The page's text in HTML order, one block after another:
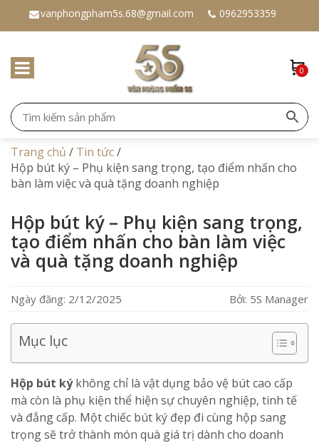
vanphongpham5s.68@gmail.com 0962953359
0
Trang chủ / Tin tức/
Hộp bút ký – Phụ kiện sang trọng, tạo điểm nhấn cho
bàn làm việc và quà tặng doanh nghiệp
Hộp bút ký – Phụ kiện sang trọng,
tạo điểm nhấn cho bàn làm việc
và quà tặng doanh nghiệp
Ngày đăng: 2/12/2025 Bởi: 5S Manager
Mục lục
Hộp bút kýkhông chỉ là vật dụng bảo vệ bút cao cấp
mà còn là phụ kiện thể hiện sự chuyên nghiệp, tinh tế
và đẳng cấp. Một chiếc bút ký đẹp đi cùng hộp sang
trọng sẽ trở thành món quà giá trị dành cho doanh